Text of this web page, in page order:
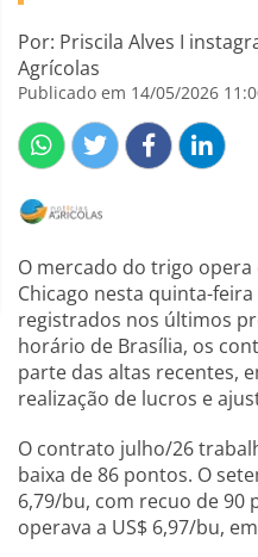
Por: Priscila Alves I
Agrícolas
Publicado em 14/05/2026
O mercado do trigo opera
Chicago nesta quinta-
registrados nos últimos
horário de Brasília, os
parte das altas recentes,
realização de lucros e
O contrato julho/26
baixa de 86 pontos. O
6,79/bu, com recuo de 90
operava a US$ 6,97/bu,